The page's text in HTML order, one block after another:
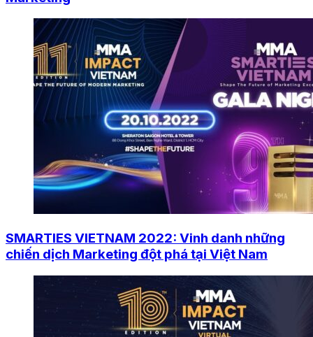
SMARTIES VIETNAM 2022: Vinh danh những
chiến dịch Marketing đột phá tại Việt Nam